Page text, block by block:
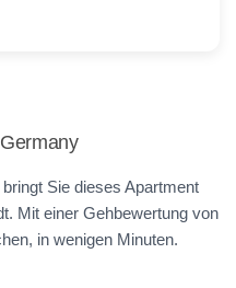
Sie dieses Apartment
Mit einer Gehbewertung von
in wenigen Minuten.